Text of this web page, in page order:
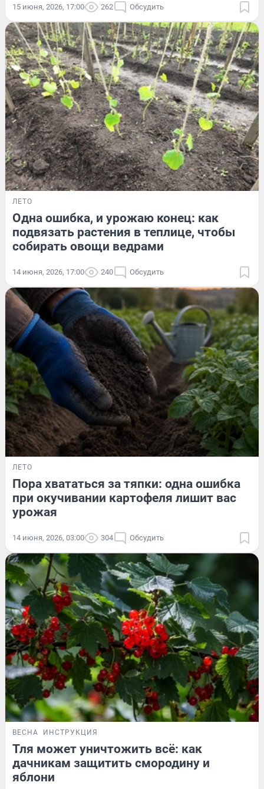
15 июня, 2026, 17:00 262 Обсудить
ЛЕТО
Одна ошибка, и урожаю конец: как
подвязать растения в теплице, чтобы
собирать овощи ведрами
14 июня, 2026, 17:00 240 Обсудить
ЛЕТО
Пора хвататься за тяпки: одна ошибка
при окучивании картофеля лишит вас
урожая
14 июня, 2026, 03:00 304 Обсудить
ВЕСНА ИНСТРУКЦИЯ
Тля может уничтожить всё: как
дачникам защитить смородину и
яблони